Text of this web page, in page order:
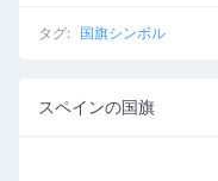
タグ: 国旗シンボル
スペインの国旗